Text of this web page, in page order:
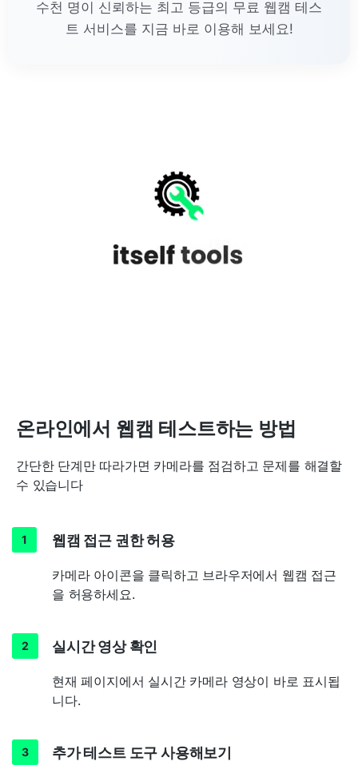
수천 명이 신뢰하는 최고 등급의 무료 웹캠 테스
트 서비스를 지금 바로 이용해 보세요!
온라인에서 웹캠 테스트하는 방법
간단한 단계만 따라가면 카메라를 점검하고 문제를 해결할
수 있습니다
웹캠 접근 권한 허용
카메라 아이콘을 클릭하고 브라우저에서 웹캠 접근
을 허용하세요.
실시간 영상 확인
현재 페이지에서 실시간 카메라 영상이 바로 표시됩
니다.
추가 테스트 도구 사용해보기